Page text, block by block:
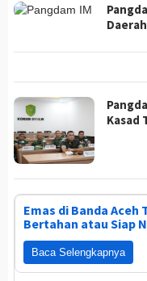
Kasad
Emas di Banda Aceh
Bertahan atau Siap
Baca Selengkapnya